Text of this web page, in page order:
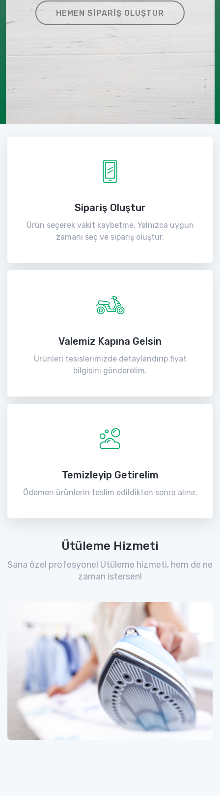
HEMEN SIPARIŞ OLUŞTUR
Sipariş Oluştur
Ürün seçerek vakit kaybetme. Yalnızca uygun
zamanı seç ve sipariş oluştur.
Valemiz Kapına Gelsin
Ürünleri tesislerimizde detaylandırıp fiyat
bilgisini gönderelim.
Temizleyip Getirelim
Ödemen ürünlerin teslim edildikten sonra alınır.
Ütüleme Hizmeti
Sana özel profesyonel Ütüleme hizmeti, hem de ne
zaman istersen!